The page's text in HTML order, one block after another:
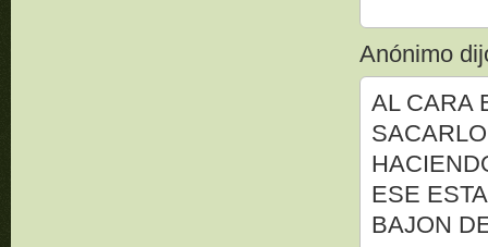
Anónimo
AL CARA
ESE
BAJON